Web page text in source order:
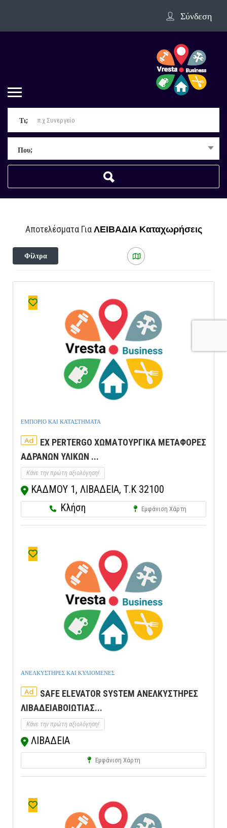
Σύνδεση
Τι;
Που;
Αποτελέσματα ΓιαΛΕΙΒΑΔΙΑ Καταχωρήσεις
Φίλτρα
ΕΜΠΟΡΙΟ ΚΑΙ ΚΑΤΑΣΤΗΜΑΤΑ
Ad
EX PERTERGO ΧΩΜΑΤΟΥΡΓΙΚΑ ΜΕΤΑΦΟΡΕΣ
ΑΔΡΑΝΩΝ ΥΛΙΚΩΝ ...
Κάνε την πρώτη αξιολόγηση!
ΚΑΔΜΟΥ 1, ΛΙΒΑΔΕΙΑ, Τ.Κ 32100
Κλήση
Εμφάνιση Χάρτη
ΑΝΕΛΚΥΣΤΗΡΕΣ ΚΑΙ ΚΥΛΙΟΜΕΝΕΣ
Ad
SAFE ELEVATOR SYSTEM ΑΝΕΛΚΥΣΤΗΡΕΣ
ΛΙΒΑΔΕΙΑΒΟΙΩΤΙΑΣ...
Κάνε την πρώτη αξιολόγηση!
ΛΙΒΑΔΕΙΑ
Εμφάνιση Χάρτη